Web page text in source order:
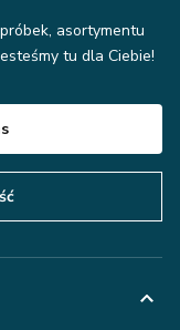
asortymentu
tu dla Ciebie!